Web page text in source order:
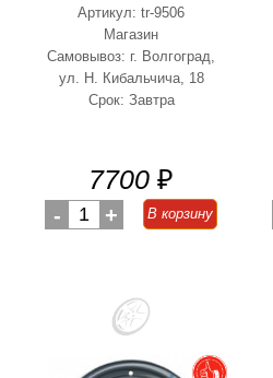
Артикул: tr-9506
Магазин
Самовывоз: г. Волгоград,
ул. Н. Кибальчича, 18
Срок: Завтра
7700 ₽
- 1 + В корзину